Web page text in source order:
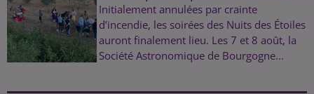
Initialement annulées par crainte
d’incendie, les soirées des Nuits des Étoiles
auront finalement lieu. Les 7 et 8 août, la
Société Astronomique de Bourgogne...